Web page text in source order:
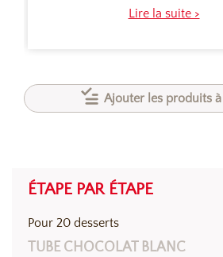
Lire la suite >
Ajouter les produits
ÉTAPE PAR ÉTAPE
Pour 20 desserts
TUBE CHOCOLAT BLANC